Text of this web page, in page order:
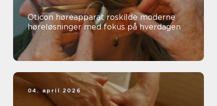
Oticon høreapparat roskilde moderne
høreløsninger med fokus på hverdagen
04. april 2026